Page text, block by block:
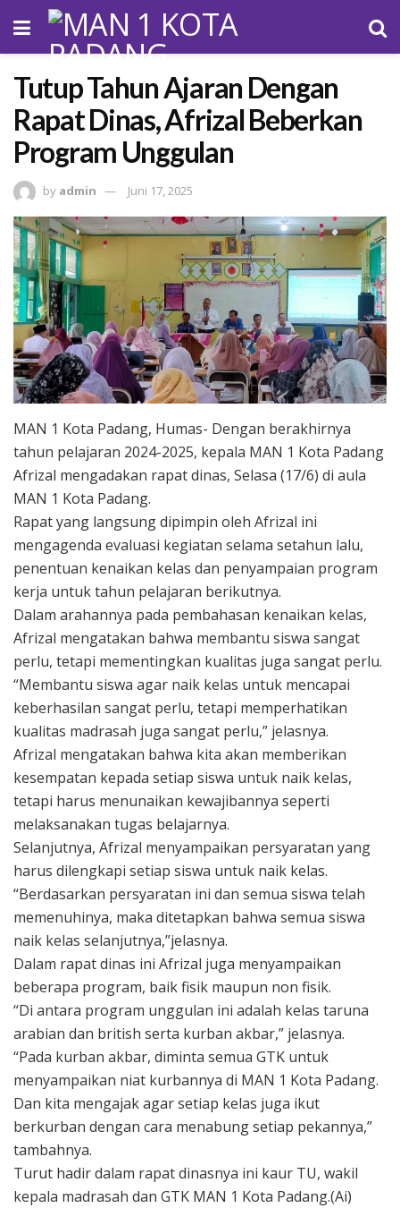
Tutup Tahun Ajaran Dengan
Rapat Dinas, Afrizal Beberkan
Program Unggulan
by admin Juni 17, 2025
MAN 1 Kota Padang, Humas- Dengan berakhirnya
tahun pelajaran 2024-2025, kepala MAN 1 Kota Padang
Afrizal mengadakan rapat dinas, Selasa (17/6) di aula
MAN 1 Kota Padang.
Rapat yang langsung dipimpin oleh Afrizal ini
mengagenda evaluasi kegiatan selama setahun lalu,
penentuan kenaikan kelas dan penyampaian program
kerja untuk tahun pelajaran berikutnya.
Dalam arahannya pada pembahasan kenaikan kelas,
Afrizal mengatakan bahwa membantu siswa sangat
perlu, tetapi mementingkan kualitas juga sangat perlu.
“Membantu siswa agar naik kelas untuk mencapai
keberhasilan sangat perlu, tetapi memperhatikan
kualitas madrasah juga sangat perlu,” jelasnya.
Afrizal mengatakan bahwa kita akan memberikan
kesempatan kepada setiap siswa untuk naik kelas,
tetapi harus menunaikan kewajibannya seperti
melaksanakan tugas belajarnya.
Selanjutnya, Afrizal menyampaikan persyaratan yang
harus dilengkapi setiap siswa untuk naik kelas.
“Berdasarkan persyaratan ini dan semua siswa telah
memenuhinya, maka ditetapkan bahwa semua siswa
naik kelas selanjutnya,”jelasnya.
Dalam rapat dinas ini Afrizal juga menyampaikan
beberapa program, baik fisik maupun non fisik.
“Di antara program unggulan ini adalah kelas taruna
arabian dan british serta kurban akbar,” jelasnya.
“Pada kurban akbar, diminta semua GTK untuk
menyampaikan niat kurbannya di MAN 1 Kota Padang.
Dan kita mengajak agar setiap kelas juga ikut
berkurban dengan cara menabung setiap pekannya,”
tambahnya.
Turut hadir dalam rapat dinasnya ini kaur TU, wakil
kepala madrasah dan GTK MAN 1 Kota Padang.(Ai)